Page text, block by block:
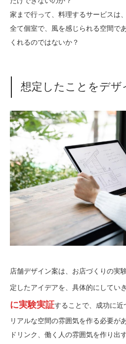
家まで行って、料理するサービスは
全て個室で、風を感じられる空間で
くれるのではないか？
想定したことをデザ
店舗デザイン案は、お店づくりの実
定したアイデアを、具体的にしてい
に実験実証することで、成功に近
リアルな空間の雰囲気を作る必要が
ドリンク、働く人の雰囲気を作り出